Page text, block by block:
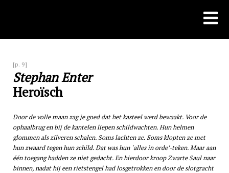
[p. 9]
Stephan Enter
Heroïsch
Door de volle maan zag je goed dat het kasteel werd bewaakt. Voor de
ophaalbrug en bij de kantelen liepen schildwachten. Hun helmen
glommen als zilveren schalen. Soms lachten ze. Soms klopten ze met
hun zwaard tegen hun schild. Dat was hun ‘alles in orde’-teken. Maar aan
één toegang hadden ze niet gedacht. En hierdoor kroop Zwarte Saul naar
binnen, nadat hij een rietstengel had losgetrokken en door de slotgracht